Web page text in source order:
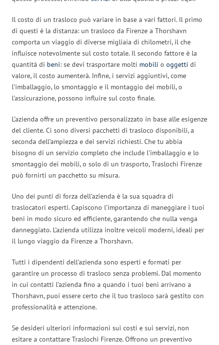
Il costo di un trasloco può variare in base a vari fattori. Il primo
di questi è la distanza: un trasloco da Firenze a Thorshavn
comporta un viaggio di diverse migliaia di chilometri, il che
influisce notevolmente sul costo totale. Il secondo fattore è la
quantità di beni: se devi trasportare molti mobili o oggetti di
valore, il costo aumenterà. Infine, i servizi aggiuntivi, come
l’imballaggio, lo smontaggio e il montaggio dei mobili, o
l’assicurazione, possono influire sul costo finale.
L’azienda offre un preventivo personalizzato in base alle esigenze
del cliente. Ci sono diversi pacchetti di trasloco disponibili, a
seconda dell’ampiezza e dei servizi richiesti. Che tu abbia
bisogno di un servizio completo che include l’imballaggio e lo
smontaggio dei mobili, o solo di un trasporto, Traslochi Firenze
può fornirti un pacchetto su misura.
Uno dei punti di forza dell’azienda è la sua squadra di
traslocatori esperti. Capiscono l’importanza di maneggiare i tuoi
beni in modo sicuro ed efficiente, garantendo che nulla venga
danneggiato. L’azienda utilizza inoltre veicoli moderni, ideali per
il lungo viaggio da Firenze a Thorshavn.
Tutti i dipendenti dell’azienda sono esperti e formati per
garantire un processo di trasloco senza problemi. Dal momento
in cui contatti l’azienda fino a quando i tuoi beni arrivano a
Thorshavn, puoi essere certo che il tuo trasloco sarà gestito con
professionalità e attenzione.
Se desideri ulteriori informazioni sui costi e sui servizi, non
esitare a contattare Traslochi Firenze. Offrono un preventivo